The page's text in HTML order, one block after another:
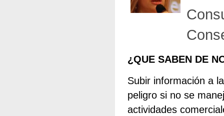
¿QUE SABEN DE
Subir información a
peligro si no se
actividades